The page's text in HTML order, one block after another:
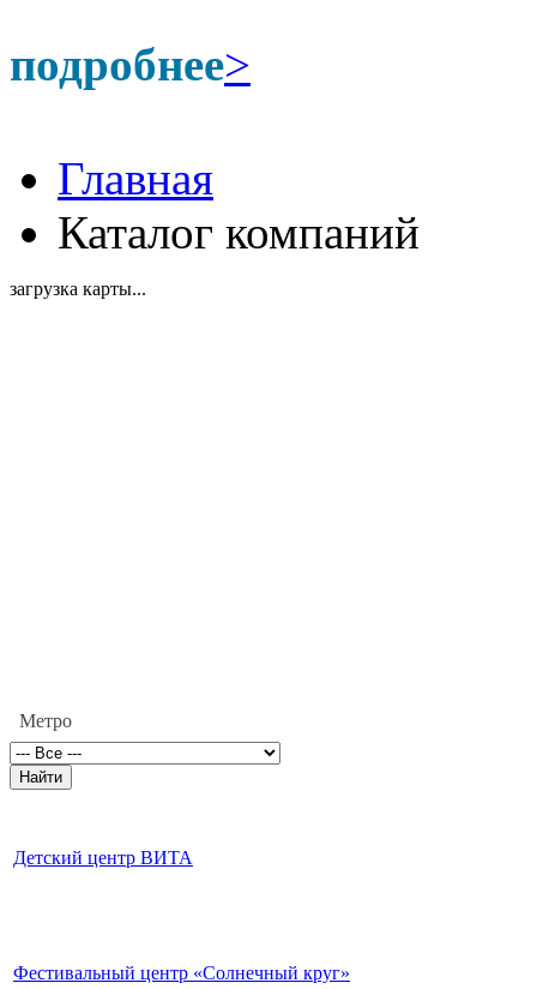
подробнее>
Главная
Каталог компаний
загрузка карты...
Метро
Детский центр ВИТА
Фестивальный центр «Солнечный круг»